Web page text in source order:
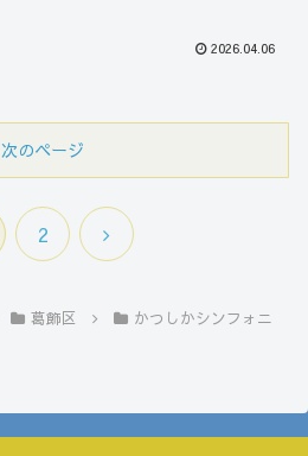
2026.04.06
次のページ
2
次
葛飾区
かつしかシンフォニ